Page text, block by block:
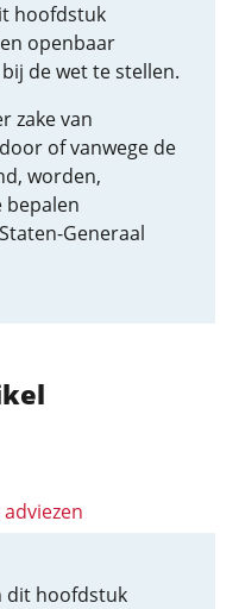
hoofdstuk
openbaar
de wet te stellen.
zake van
of vanwege de
worden,
bepalen
Generaal
dit hoofdstuk